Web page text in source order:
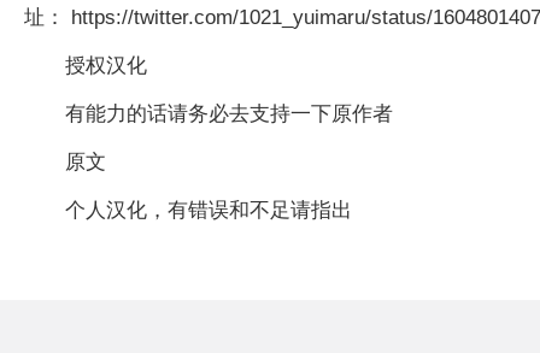
址： https://twitter.com/1021_yuimaru/status/
授权汉化
有能力的话请务必去支持一下原作者
原文
个人汉化，有错误和不足请指出